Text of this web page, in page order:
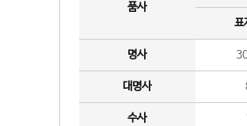
품사
표
명사
대명사
수사